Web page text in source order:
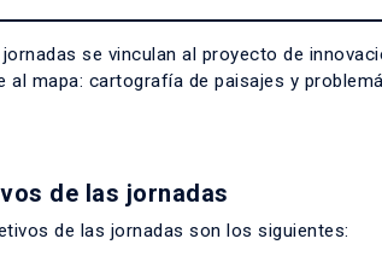
se vinculan al proyecto de
al mapa: cartografía de paisajes y
de las jornadas
de las jornadas son los siguientes: